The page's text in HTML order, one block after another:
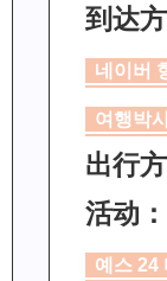
到达
네이버
여행박
出行
活动：
예스 24